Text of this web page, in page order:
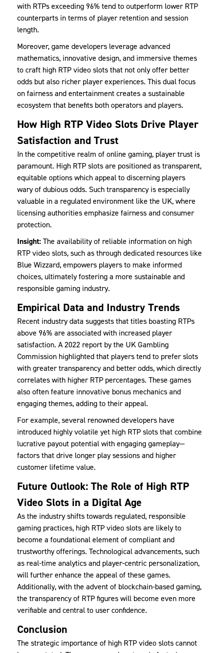
with RTPs exceeding 96% tend to outperform lower RTP
counterparts in terms of player retention and session
length.
Moreover, game developers leverage advanced
mathematics, innovative design, and immersive themes
to craft high RTP video slots that not only offer better
odds but also richer player experiences. This dual focus
on fairness and entertainment creates a sustainable
ecosystem that benefits both operators and players.
How High RTP Video Slots Drive Player
Satisfaction and Trust
In the competitive realm of online gaming, player trust is
paramount. High RTP slots are positioned as transparent,
equitable options which appeal to discerning players
wary of dubious odds. Such transparency is especially
valuable in a regulated environment like the UK, where
licensing authorities emphasize fairness and consumer
protection.
Insight:The availability of reliable information on high
RTP video slots, such as through dedicated resources like
Blue Wizzard, empowers players to make informed
choices, ultimately fostering a more sustainable and
responsible gaming industry.
Empirical Data and Industry Trends
Recent industry data suggests that titles boasting RTPs
above 96% are associated with increased player
satisfaction. A 2022 report by the UK Gambling
Commission highlighted that players tend to prefer slots
with greater transparency and better odds, which directly
correlates with higher RTP percentages. These games
also often feature innovative bonus mechanics and
engaging themes, adding to their appeal.
For example, several renowned developers have
introduced highly volatile yet high RTP slots that combine
lucrative payout potential with engaging gameplay—
factors that drive longer play sessions and higher
customer lifetime value.
Future Outlook: The Role of High RTP
Video Slots in a Digital Age
As the industry shifts towards regulated, responsible
gaming practices, high RTP video slots are likely to
become a foundational element of compliant and
trustworthy offerings. Technological advancements, such
as real-time analytics and player-centric personalization,
will further enhance the appeal of these games.
Additionally, with the advent of blockchain-based gaming,
the transparency of RTP figures will become even more
verifiable and central to user confidence.
Conclusion
The strategic importance of high RTP video slots cannot